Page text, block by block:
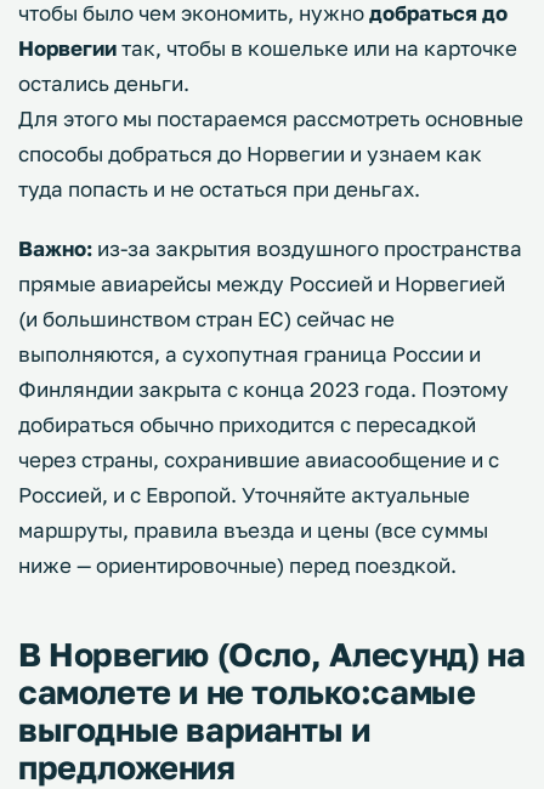
чтобы было чем экономить, нужнодобраться до
Норвегиитак, чтобы в кошельке или на карточке
остались деньги.
Для этого мы постараемся рассмотреть основные
способы добраться до Норвегии и узнаем как
туда попасть и не остаться при деньгах.
Важно: из-за закрытия воздушного пространства
прямые авиарейсы между Россией и Норвегией
(и большинством стран ЕС) сейчас не
выполняются, а сухопутная граница России и
Финляндии закрыта с конца 2023 года. Поэтому
добираться обычно приходится с пересадкой
через страны, сохранившие авиасообщение и с
Россией, и с Европой. Уточняйте актуальные
маршруты, правила въезда и цены (все суммы
ниже — ориентировочные) перед поездкой.
В Норвегию (Осло, Алесунд) на
самолете и не только:самые
выгодные варианты и
предложения